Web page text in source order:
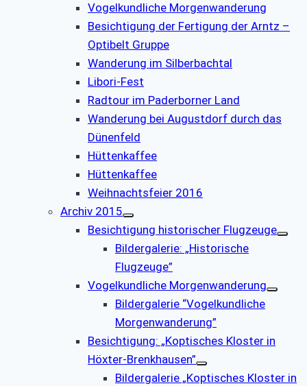
Vogelkundliche Morgenwanderung
Besichtigung der Fertigung der Arntz –
Optibelt Gruppe
Wanderung im Silberbachtal
Libori-Fest
Radtour im Paderborner Land
Wanderung bei Augustdorf durch das
Dünenfeld
Hüttenkaffee
Hüttenkaffee
Weihnachtsfeier 2016
Archiv 2015
Besichtigung historischer Flugzeuge
Bildergalerie: „Historische
Flugzeuge”
Vogelkundliche Morgenwanderung
Bildergalerie “Vogelkundliche
Morgenwanderung”
Besichtigung: „Koptisches Kloster in
Höxter-Brenkhausen”
Bildergalerie „Koptisches Kloster in